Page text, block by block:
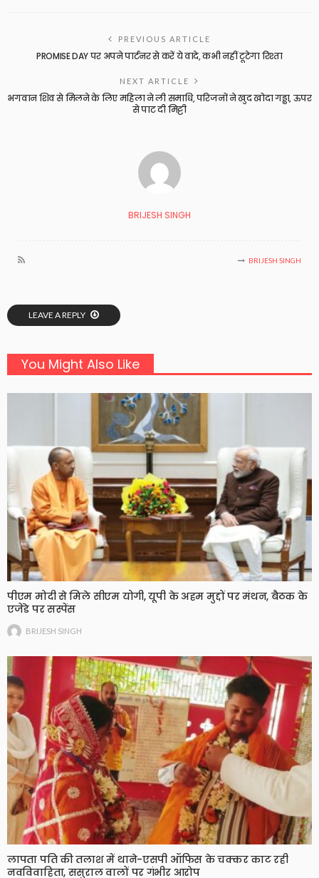
PREVIOUS ARTICLE
PROMISE DAY पर अपने पार्टनर से करें ये वादे, कभी नहीं टूटेगा रिश्ता
NEXT ARTICLE
भगवान शिव से मिलने के लिए महिला ने ली समाधि, परिजनों ने खुद खोदा गड्ढा, ऊपर
से पाट दी मिट्टी
BRIJESH SINGH
BRIJESH SINGH
LEAVE A REPLY
You Might Also Like
पीएम मोदी से मिले सीएम योगी, यूपी के अहम मुद्दों पर मंथन, बैठक के
एजेंडे पर सस्पेंस
BRIJESH SINGH
लापता पति की तलाश में थाने-एसपी ऑफिस के चक्कर काट रही
नवविवाहिता, ससुराल वालों पर गंभीर आरोप